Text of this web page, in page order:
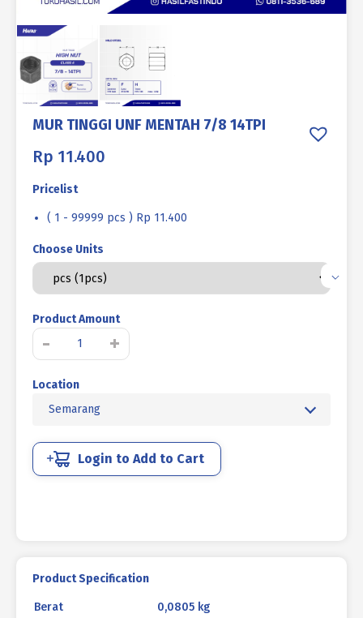
MUR TINGGI UNF MENTAH 7/8 14TPI
Rp 11.400
Pricelist
( 1 - 99999 pcs ) Rp 11.400
Choose Units
Product Amount
-
Kuantitas
UNF
MENTAH
+
Location
Semarang
Login to Add to Cart
Product Specification
Berat
0,0805 kg